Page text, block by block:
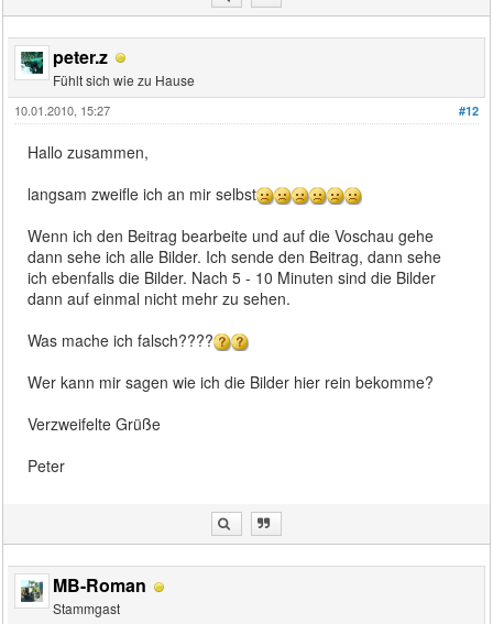
peter.z
Fühlt sich wie zu Hause
#12
10.01.2010, 15:27
Hallo zusammen,
langsam zweifle ich an mir selbst
Wenn ich den Beitrag bearbeite und auf die Voschau gehe
dann sehe ich alle Bilder. Ich sende den Beitrag, dann sehe
ich ebenfalls die Bilder. Nach 5 - 10 Minuten sind die Bilder
dann auf einmal nicht mehr zu sehen.
Was mache ich falsch????
Wer kann mir sagen wie ich die Bilder hier rein bekomme?
Verzweifelte Grüße
Peter
MB-Roman
Stammgast